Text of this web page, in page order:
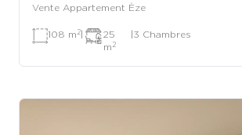
Vente Appartement Èze
108 m 2|
25
m 2
|3 Chambres